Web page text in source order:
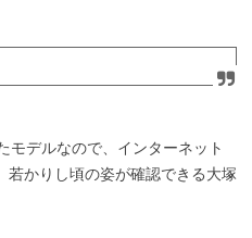
モデルなので、インターネット
若かりし頃の姿が確認できる大塚